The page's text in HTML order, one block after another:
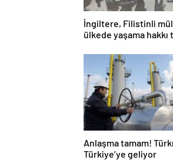
İngiltere, Filistinli
ülkede yaşama hakkı
Anlaşma tamam!
Türkiye’ye geliyor